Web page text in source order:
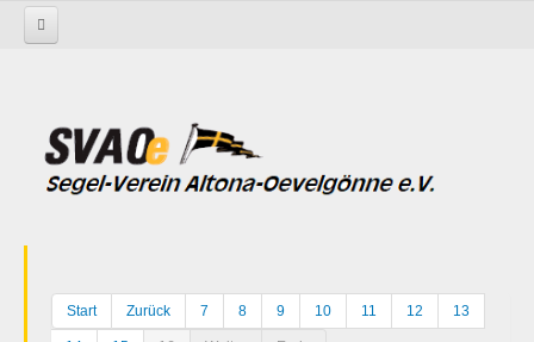
Start Zurück 7 8 9 10 11 12 13